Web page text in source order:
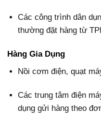
Các công trình dân
thường đặt hàng từ
Hàng Gia Dụng
Nồi cơm điện, quạt
Các trung tâm điện
dụng gửi hàng theo